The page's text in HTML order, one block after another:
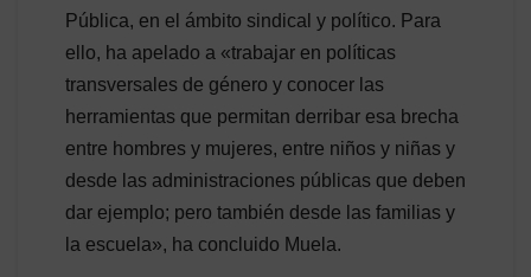
Pública, en el ámbito sindical y político. Para
ello, ha apelado a «trabajar en políticas
transversales de género y conocer las
herramientas que permitan derribar esa brecha
entre hombres y mujeres, entre niños y niñas y
desde las administraciones públicas que deben
dar ejemplo; pero también desde las familias y
la escuela», ha concluido Muela.